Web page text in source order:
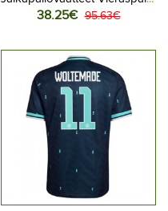
MM-kisat 2026 Lyhythihainen
38.25€ 95.63€